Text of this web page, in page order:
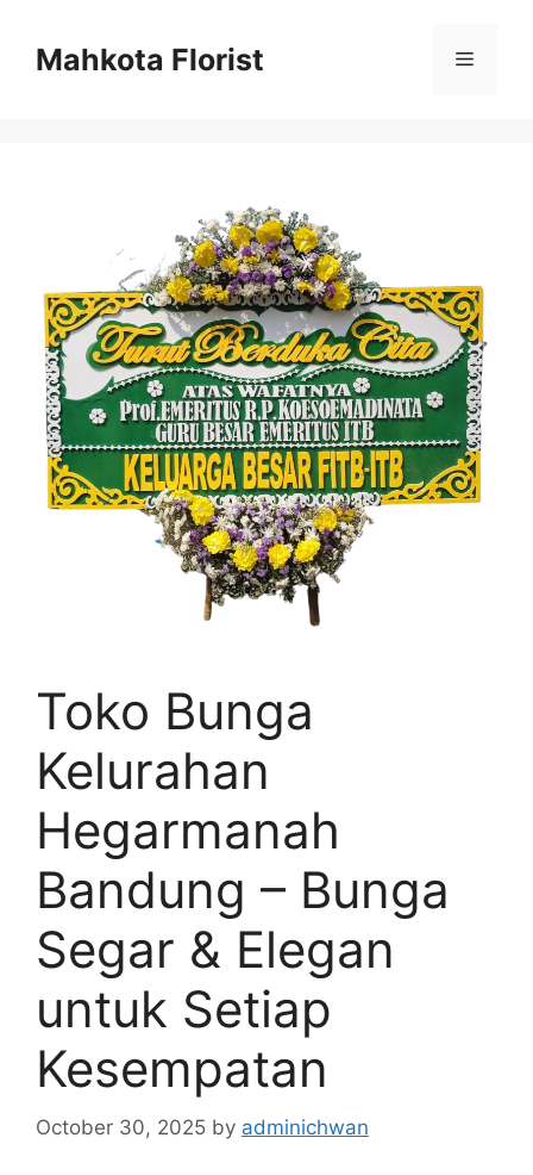
Mahkota Florist
Toko Bunga
Kelurahan
Hegarmanah
Bandung – Bunga
Segar & Elegan
untuk Setiap
Kesempatan
October 30, 2025 by adminichwan